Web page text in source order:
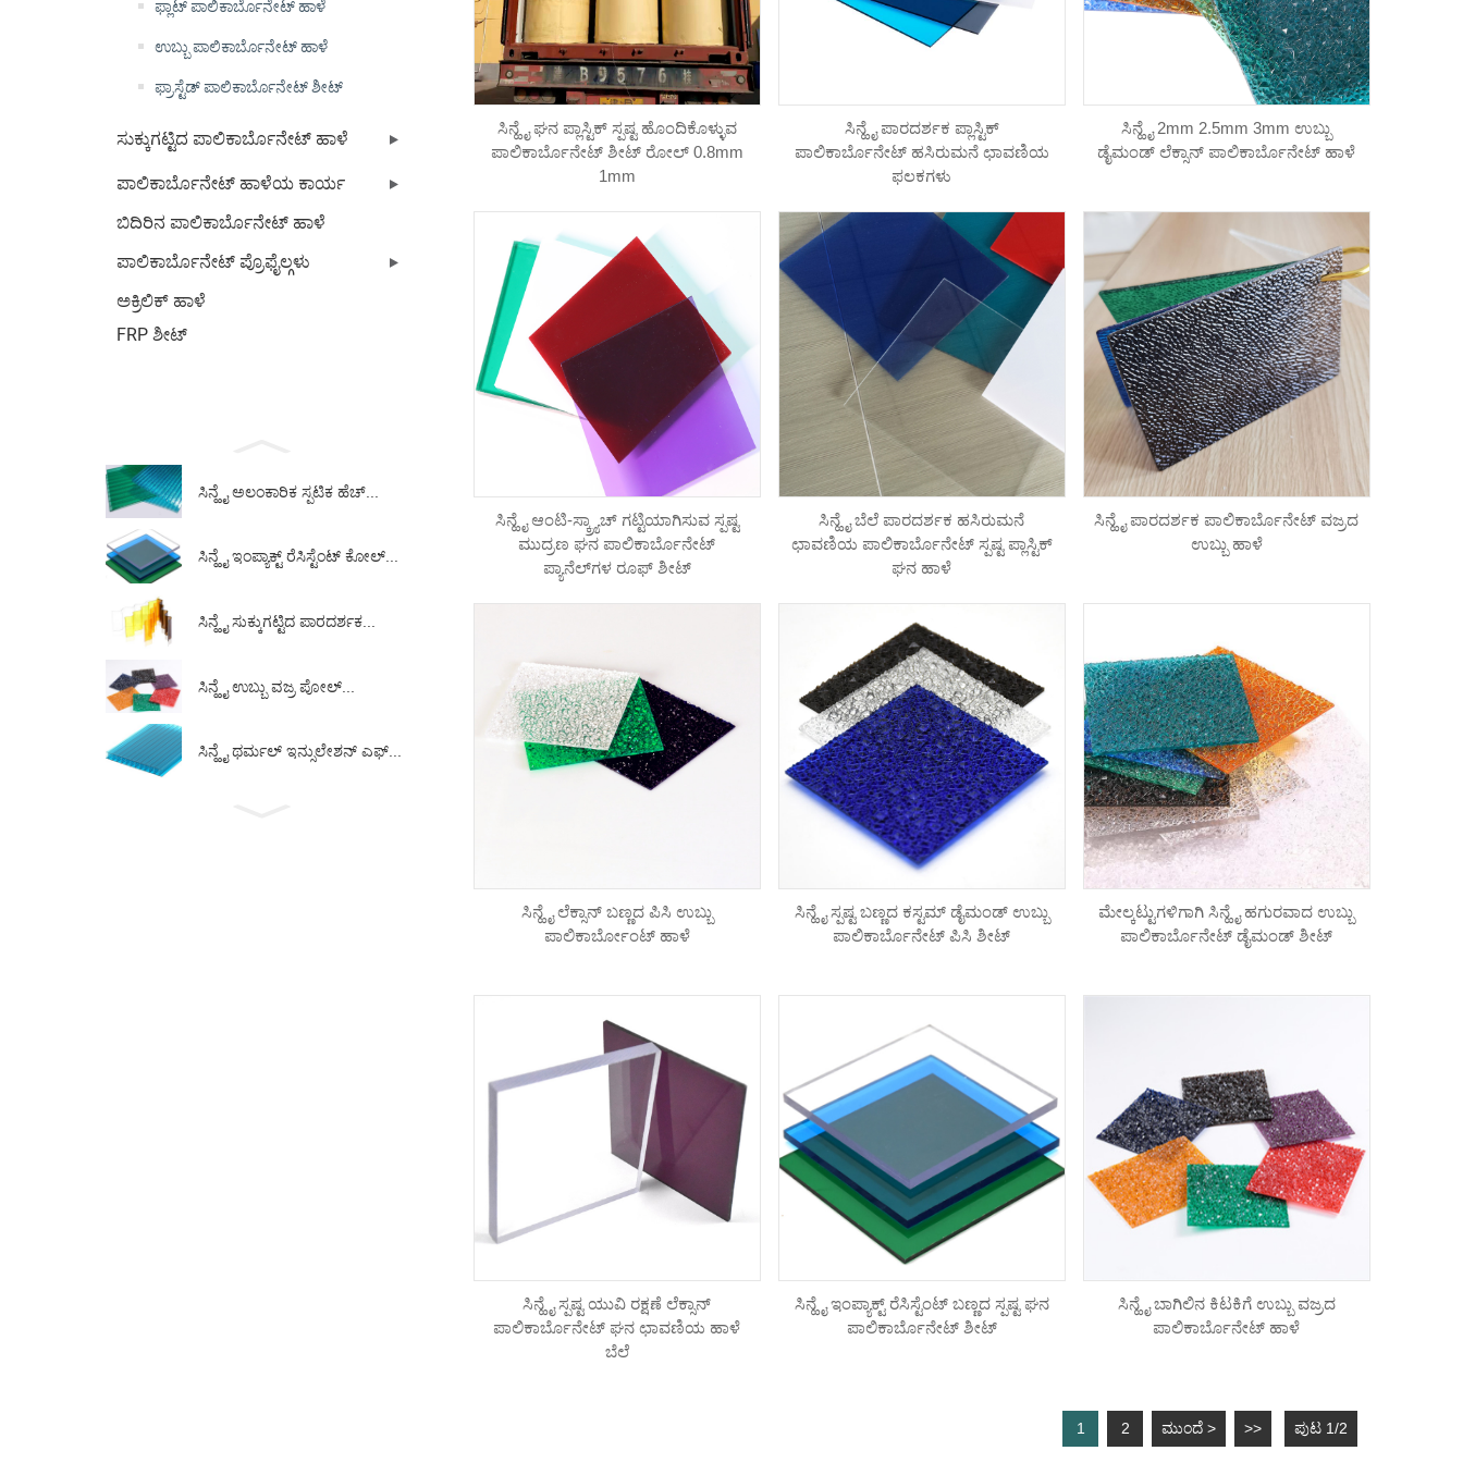
ಫ್ಲಾಟ್ ಪಾಲಿಕಾರ್ಬೊನೇಟ್ ಹಾಳೆ
ಉಬ್ಬು ಪಾಲಿಕಾರ್ಬೊನೇಟ್ ಹಾಳೆ
ಫ್ರಾಸ್ಟೆಡ್ ಪಾಲಿಕಾರ್ಬೊನೇಟ್ ಶೀಟ್
ಸುಕ್ಕುಗಟ್ಟಿದ ಪಾಲಿಕಾರ್ಬೊನೇಟ್ ಹಾಳೆ
ಪಾಲಿಕಾರ್ಬೊನೇಟ್ ಹಾಳೆಯ ಕಾರ್ಯ
ಬಿದಿರಿನ ಪಾಲಿಕಾರ್ಬೊನೇಟ್ ಹಾಳೆ
ಪಾಲಿಕಾರ್ಬೊನೇಟ್ ಪ್ರೊಫೈಲ್ಗಳು
ಅಕ್ರಿಲಿಕ್ ಹಾಳೆ
FRP ಶೀಟ್
ಸಿನ್ಹೈ ಅಲಂಕಾರಿಕ ಸ್ಫಟಿಕ ಹೆಚ್...
ಸಿನ್ಹೈ ಇಂಪ್ಯಾಕ್ಟ್ ರೆಸಿಸ್ಟೆಂಟ್ ಕೋಲ್...
ಸಿನ್ಹೈ ಸುಕ್ಕುಗಟ್ಟಿದ ಪಾರದರ್ಶಕ...
ಸಿನ್ಹೈ ಉಬ್ಬು ವಜ್ರ ಪೋಲ್...
ಸಿನ್ಹೈ ಥರ್ಮಲ್ ಇನ್ಸುಲೇಶನ್ ಎಫ್...
ಸಿನ್ಹೈ ಘನ ಪ್ಲಾಸ್ಟಿಕ್ ಸ್ಪಷ್ಟ ಹೊಂದಿಕೊಳ್ಳುವ
ಪಾಲಿಕಾರ್ಬೊನೇಟ್ ಶೀಟ್ ರೋಲ್ 0.8mm
1mm
ಸಿನ್ಹೈ ಪಾರದರ್ಶಕ ಪ್ಲಾಸ್ಟಿಕ್
ಪಾಲಿಕಾರ್ಬೊನೇಟ್ ಹಸಿರುಮನೆ ಛಾವಣಿಯ
ಫಲಕಗಳು
ಸಿನ್ಹೈ 2mm 2.5mm 3mm ಉಬ್ಬು
ಡೈಮಂಡ್ ಲೆಕ್ಸಾನ್ ಪಾಲಿಕಾರ್ಬೊನೇಟ್ ಹಾಳೆ
ಸಿನ್ಹೈ ಆಂಟಿ-ಸ್ಕ್ರ್ಯಾಚ್ ಗಟ್ಟಿಯಾಗಿಸುವ ಸ್ಪಷ್ಟ
ಮುದ್ರಣ ಘನ ಪಾಲಿಕಾರ್ಬೊನೇಟ್
ಪ್ಯಾನೆಲ್‌ಗಳ ರೂಫ್ ಶೀಟ್
ಸಿನ್ಹೈ ಬೆಲೆ ಪಾರದರ್ಶಕ ಹಸಿರುಮನೆ
ಛಾವಣಿಯ ಪಾಲಿಕಾರ್ಬೊನೇಟ್ ಸ್ಪಷ್ಟ ಪ್ಲಾಸ್ಟಿಕ್
ಘನ ಹಾಳೆ
ಸಿನ್ಹೈ ಪಾರದರ್ಶಕ ಪಾಲಿಕಾರ್ಬೊನೇಟ್ ವಜ್ರದ
ಉಬ್ಬು ಹಾಳೆ
ಸಿನ್ಹೈ ಲೆಕ್ಸಾನ್ ಬಣ್ಣದ ಪಿಸಿ ಉಬ್ಬು
ಪಾಲಿಕಾರ್ಬೋಂಟ್ ಹಾಳೆ
ಸಿನ್ಹೈ ಸ್ಪಷ್ಟ ಬಣ್ಣದ ಕಸ್ಟಮ್ ಡೈಮಂಡ್ ಉಬ್ಬು
ಪಾಲಿಕಾರ್ಬೊನೇಟ್ ಪಿಸಿ ಶೀಟ್
ಮೇಲ್ಕಟ್ಟುಗಳಿಗಾಗಿ ಸಿನ್ಹೈ ಹಗುರವಾದ ಉಬ್ಬು
ಪಾಲಿಕಾರ್ಬೊನೇಟ್ ಡೈಮಂಡ್ ಶೀಟ್
ಸಿನ್ಹೈ ಸ್ಪಷ್ಟ ಯುವಿ ರಕ್ಷಣೆ ಲೆಕ್ಸಾನ್
ಪಾಲಿಕಾರ್ಬೊನೇಟ್ ಘನ ಛಾವಣಿಯ ಹಾಳೆ
ಬೆಲೆ
ಸಿನ್ಹೈ ಇಂಪ್ಯಾಕ್ಟ್ ರೆಸಿಸ್ಟೆಂಟ್ ಬಣ್ಣದ ಸ್ಪಷ್ಟ ಘನ
ಪಾಲಿಕಾರ್ಬೊನೇಟ್ ಶೀಟ್
ಸಿನ್ಹೈ ಬಾಗಿಲಿನ ಕಿಟಕಿಗೆ ಉಬ್ಬು ವಜ್ರದ
ಪಾಲಿಕಾರ್ಬೊನೇಟ್ ಹಾಳೆ
1 2 ಮುಂದೆ > >> ಪುಟ 1/2